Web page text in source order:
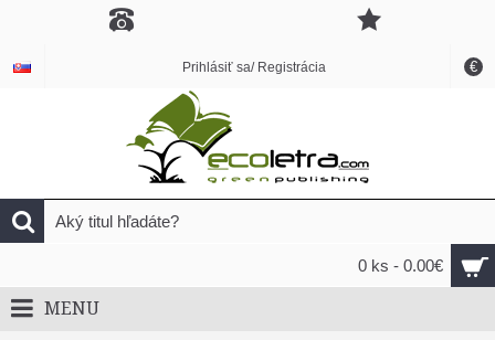
€
Prihlásiť sa/ Registrácia
0 ks - 0.00€
MENU